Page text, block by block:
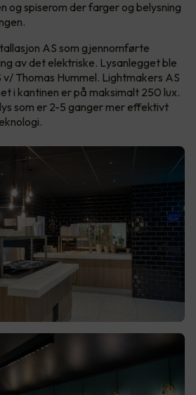
og spiserom der farger og belysning
AS som gjennomførte
av det elektriske. Lysanlegget ble
Thomas Hummel. Lightmakers AS
i kantinen er på maksimalt 250 lux.
som er 2-5 ganger mer effektivt